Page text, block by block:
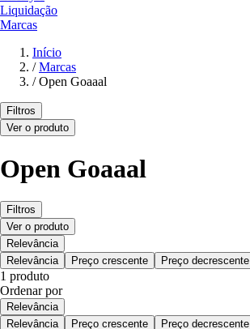
Liquidação
Marcas
Início
/ Marcas
/ Open Goaaal
Filtros
Ver o produto
Open Goaaal
Filtros
Ver o produto
Relevância
Relevância
Preço crescente Preço decrescente
1 produto
Ordenar por
Relevância
Relevância
Preço crescente Preço decrescente